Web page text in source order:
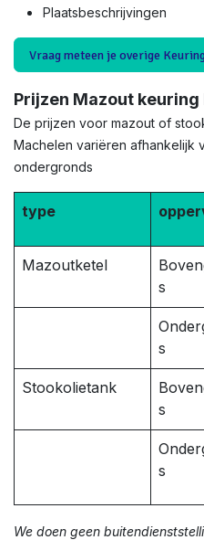
Plaatsbeschrijvingen
Vraag meteen je overige
Prijzen Mazout keuring
De prijzen voor mazout of
Machelen variëren afhankelijk
ondergronds
type
Mazoutketel
s
s
Stookolietank
s
s
We doen geen